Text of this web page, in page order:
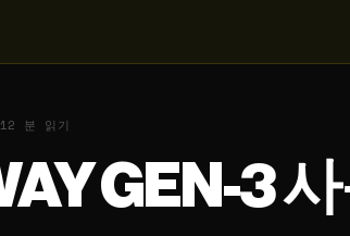
12 분 읽기
GEN-3